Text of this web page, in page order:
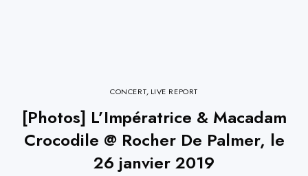
CONCERT, LIVE REPORT
[Photos] L’Impératrice & Macadam
Crocodile @ Rocher De Palmer, le
26 janvier 2019